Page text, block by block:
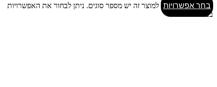
בחר אפשרויות למוצר זה יש מספר סוגים. ניתן לבחור את האפשרויות
בעמוד המוצר